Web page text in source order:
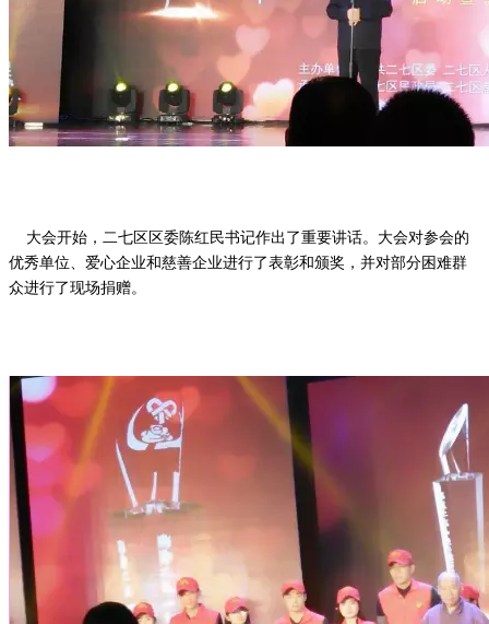
大会开始，二七区区委陈红民书记作出了重要讲话。大会对参会的
优秀单位、爱心企业和慈善企业进行了表彰和颁奖，并对部分困难群
众进行了现场捐赠。